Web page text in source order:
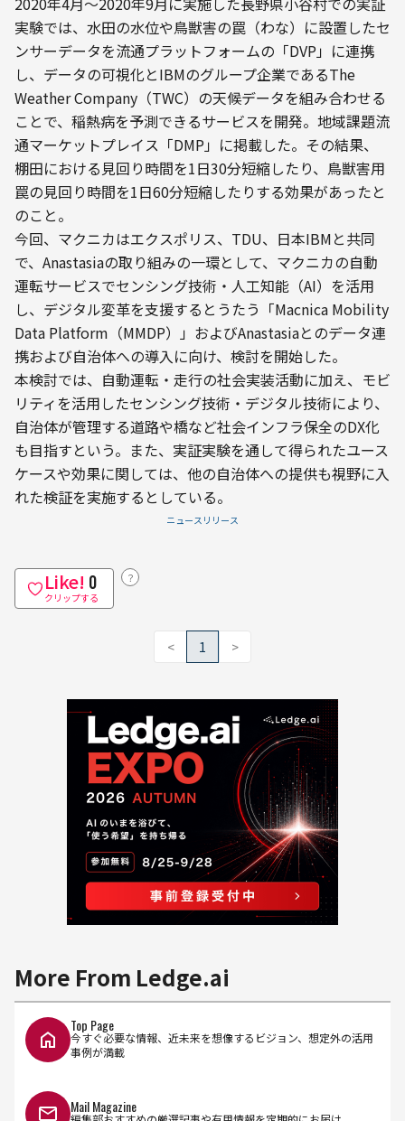
実験では、水田の水位や鳥獣害の罠（わな）に設置したセ
ンサーデータを流通プラットフォームの「DVP」に連携
し、データの可視化とIBMのグループ企業であるThe
Weather Company（TWC）の天候データを組み合わせる
ことで、稲熱病を予測できるサービスを開発。地域課題流
通マーケットプレイス「DMP」に掲載した。その結果、
棚田における見回り時間を1日30分短縮したり、鳥獣害用
罠の見回り時間を1日60分短縮したりする効果があったと
のこと。
今回、マクニカはエクスポリス、TDU、日本IBMと共同
で、Anastasiaの取り組みの一環として、マクニカの自動
運転サービスでセンシング技術・人工知能（AI）を活用
し、デジタル変革を支援するとうたう「Macnica Mobility
Data Platform（MMDP）」およびAnastasiaとのデータ連
携および自治体への導入に向け、検討を開始した。
本検討では、自動運転・走行の社会実装活動に加え、モビ
リティを活用したセンシング技術・デジタル技術により、
自治体が管理する道路や橋など社会インフラ保全のDX化
も目指すという。また、実証実験を通して得られたユース
ケースや効果に関しては、他の自治体への提供も視野に入
れた検証を実施するとしている。
ニュースリリース
Like! 0
クリップする
？
< 1 >
More From Ledge.ai
Top Page
今すぐ必要な情報、近未来を想像するビジョン、想定外の活用
事例が満載
Mail Magazine